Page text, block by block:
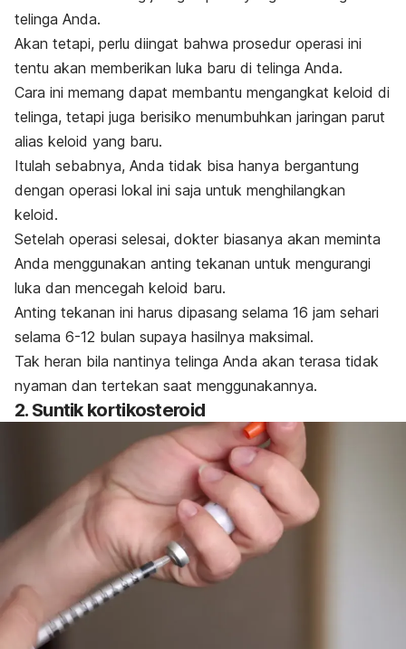
telinga Anda.
Akan tetapi, perlu diingat bahwa prosedur operasi ini
tentu akan memberikan luka baru di telinga Anda.
Cara ini memang dapat membantu mengangkat keloid di
telinga, tetapi juga berisiko menumbuhkan jaringan parut
alias keloid yang baru.
Itulah sebabnya, Anda tidak bisa hanya bergantung
dengan operasi lokal ini saja untuk menghilangkan
keloid.
Setelah operasi selesai, dokter biasanya akan meminta
Anda menggunakan anting tekanan untuk mengurangi
luka dan mencegah keloid baru.
Anting tekanan ini harus dipasang selama 16 jam sehari
selama 6-12 bulan supaya hasilnya maksimal.
Tak heran bila nantinya telinga Anda akan terasa tidak
nyaman dan tertekan saat menggunakannya.
2. Suntik kortikosteroid